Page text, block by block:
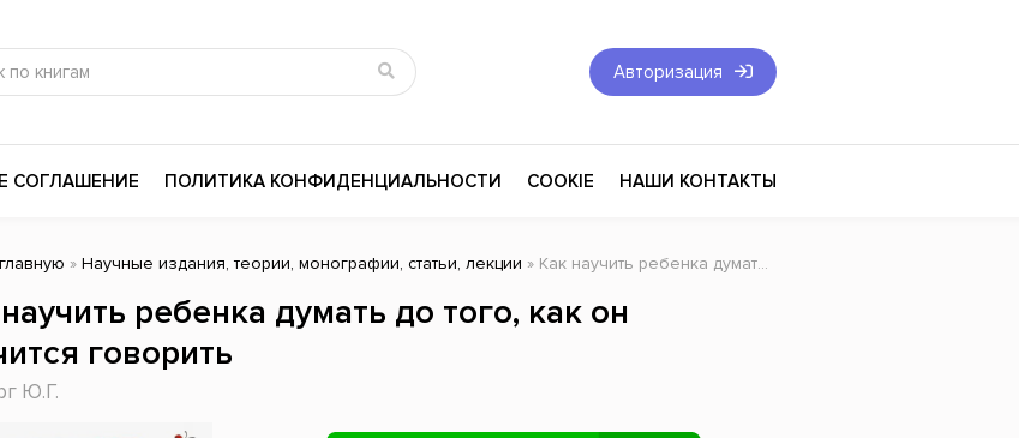
Авторизация
Любовные романы
Религия
СОГЛАШЕНИЕ ПОЛИТИКА КОНФИДЕНЦИАЛЬНОСТИ COOKIE НАШИ КОНТАКТЫ
» Научные издания, теории, монографии, статьи, лекции » Как научить ребенка думать до того, как он научится говорить
ребенка думать до того, как он
говорить
Ю.Г.